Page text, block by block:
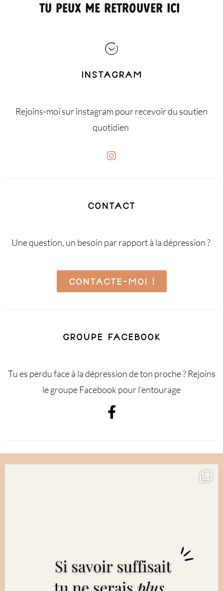
Tu peux me retrouver ici
INSTAGRAM
Rejoins-moi sur instagram pour recevoir du soutien
quotidien
CONTACT
Une question, un besoin par rapport à la dépression ?
CONTACTE-MOI !
GROUPE FACEBOOK
Tu es perdu face à la dépression de ton proche ? Rejoins
le groupe Facebook pour l’entourage